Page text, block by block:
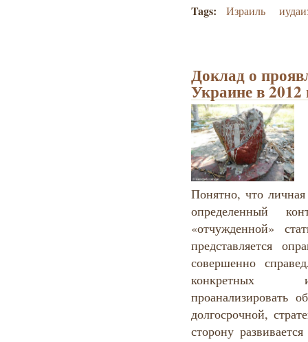
Tags: Израиль
Доклад о
Украине в 2012
Понятно, что
определенный
«отчужденной»
представляется
совершенно
конкретных
проанализировать
долгосрочной,
сторону